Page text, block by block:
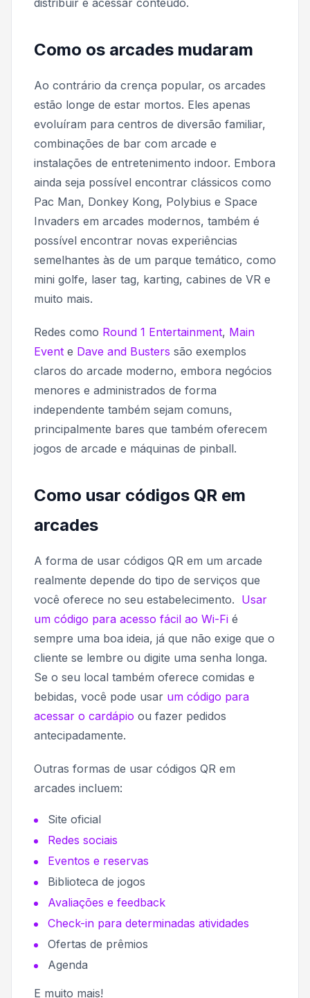
Como os arcades mudaram
Ao contrário da crença popular, os arcades
estão longe de estar mortos. Eles apenas
evoluíram para centros de diversão familiar,
combinações de bar com arcade e
instalações de entretenimento indoor. Embora
ainda seja possível encontrar clássicos como
Pac Man, Donkey Kong, Polybius e Space
Invaders em arcades modernos, também é
possível encontrar novas experiências
semelhantes às de um parque temático, como
mini golfe, laser tag, karting, cabines de VR e
muito mais.
Redes como Round 1 Entertainment, Main
Event e Dave and Busters são exemplos
claros do arcade moderno, embora negócios
menores e administrados de forma
independente também sejam comuns,
principalmente bares que também oferecem
jogos de arcade e máquinas de pinball.
Como usar códigos QR em
arcades
A forma de usar códigos QR em um arcade
realmente depende do tipo de serviços que
você oferece no seu estabelecimento. Usar
um código para acesso fácil ao Wi-Fi é
sempre uma boa ideia, já que não exige que o
cliente se lembre ou digite uma senha longa.
Se o seu local também oferece comidas e
bebidas, você pode usar um código para
acessar o cardápio ou fazer pedidos
antecipadamente.
Outras formas de usar códigos QR em
arcades incluem:
Site oficial
Redes sociais
Eventos e reservas
Biblioteca de jogos
Avaliações e feedback
Check-in para determinadas atividades
Ofertas de prêmios
Agenda
E muito mais!